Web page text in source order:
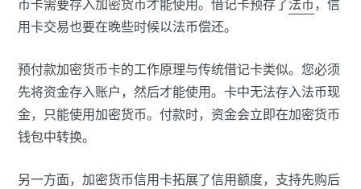
币卡需要存入加密货币才能使用。借记卡预存了 法币 ，信
用卡交易也要在晚些时候以法币偿还。
预付款加密货币卡的工作原理与传统借记卡类似。您必须
先将资金存入账户，然后才能使用。卡中无法存入法币现
金，只能使用加密货币。付款时，资金会立即在加密货币
钱包中转换。
另一方面，加密货币信用卡拓展了信用额度，支持先购后